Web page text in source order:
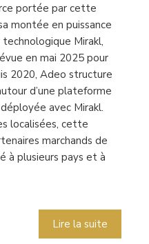
portée par cette
montée en puissance
Mirakl,
en mai 2025 pour
2020, Adeo structure
d’une plateforme
avec Mirakl.
localisées, cette
marchands de
à plusieurs pays et à
Lire la suite